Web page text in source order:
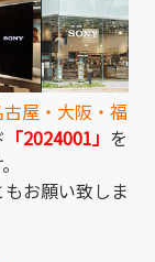
屋・大阪・福
「2024001」 を
お願い致しま